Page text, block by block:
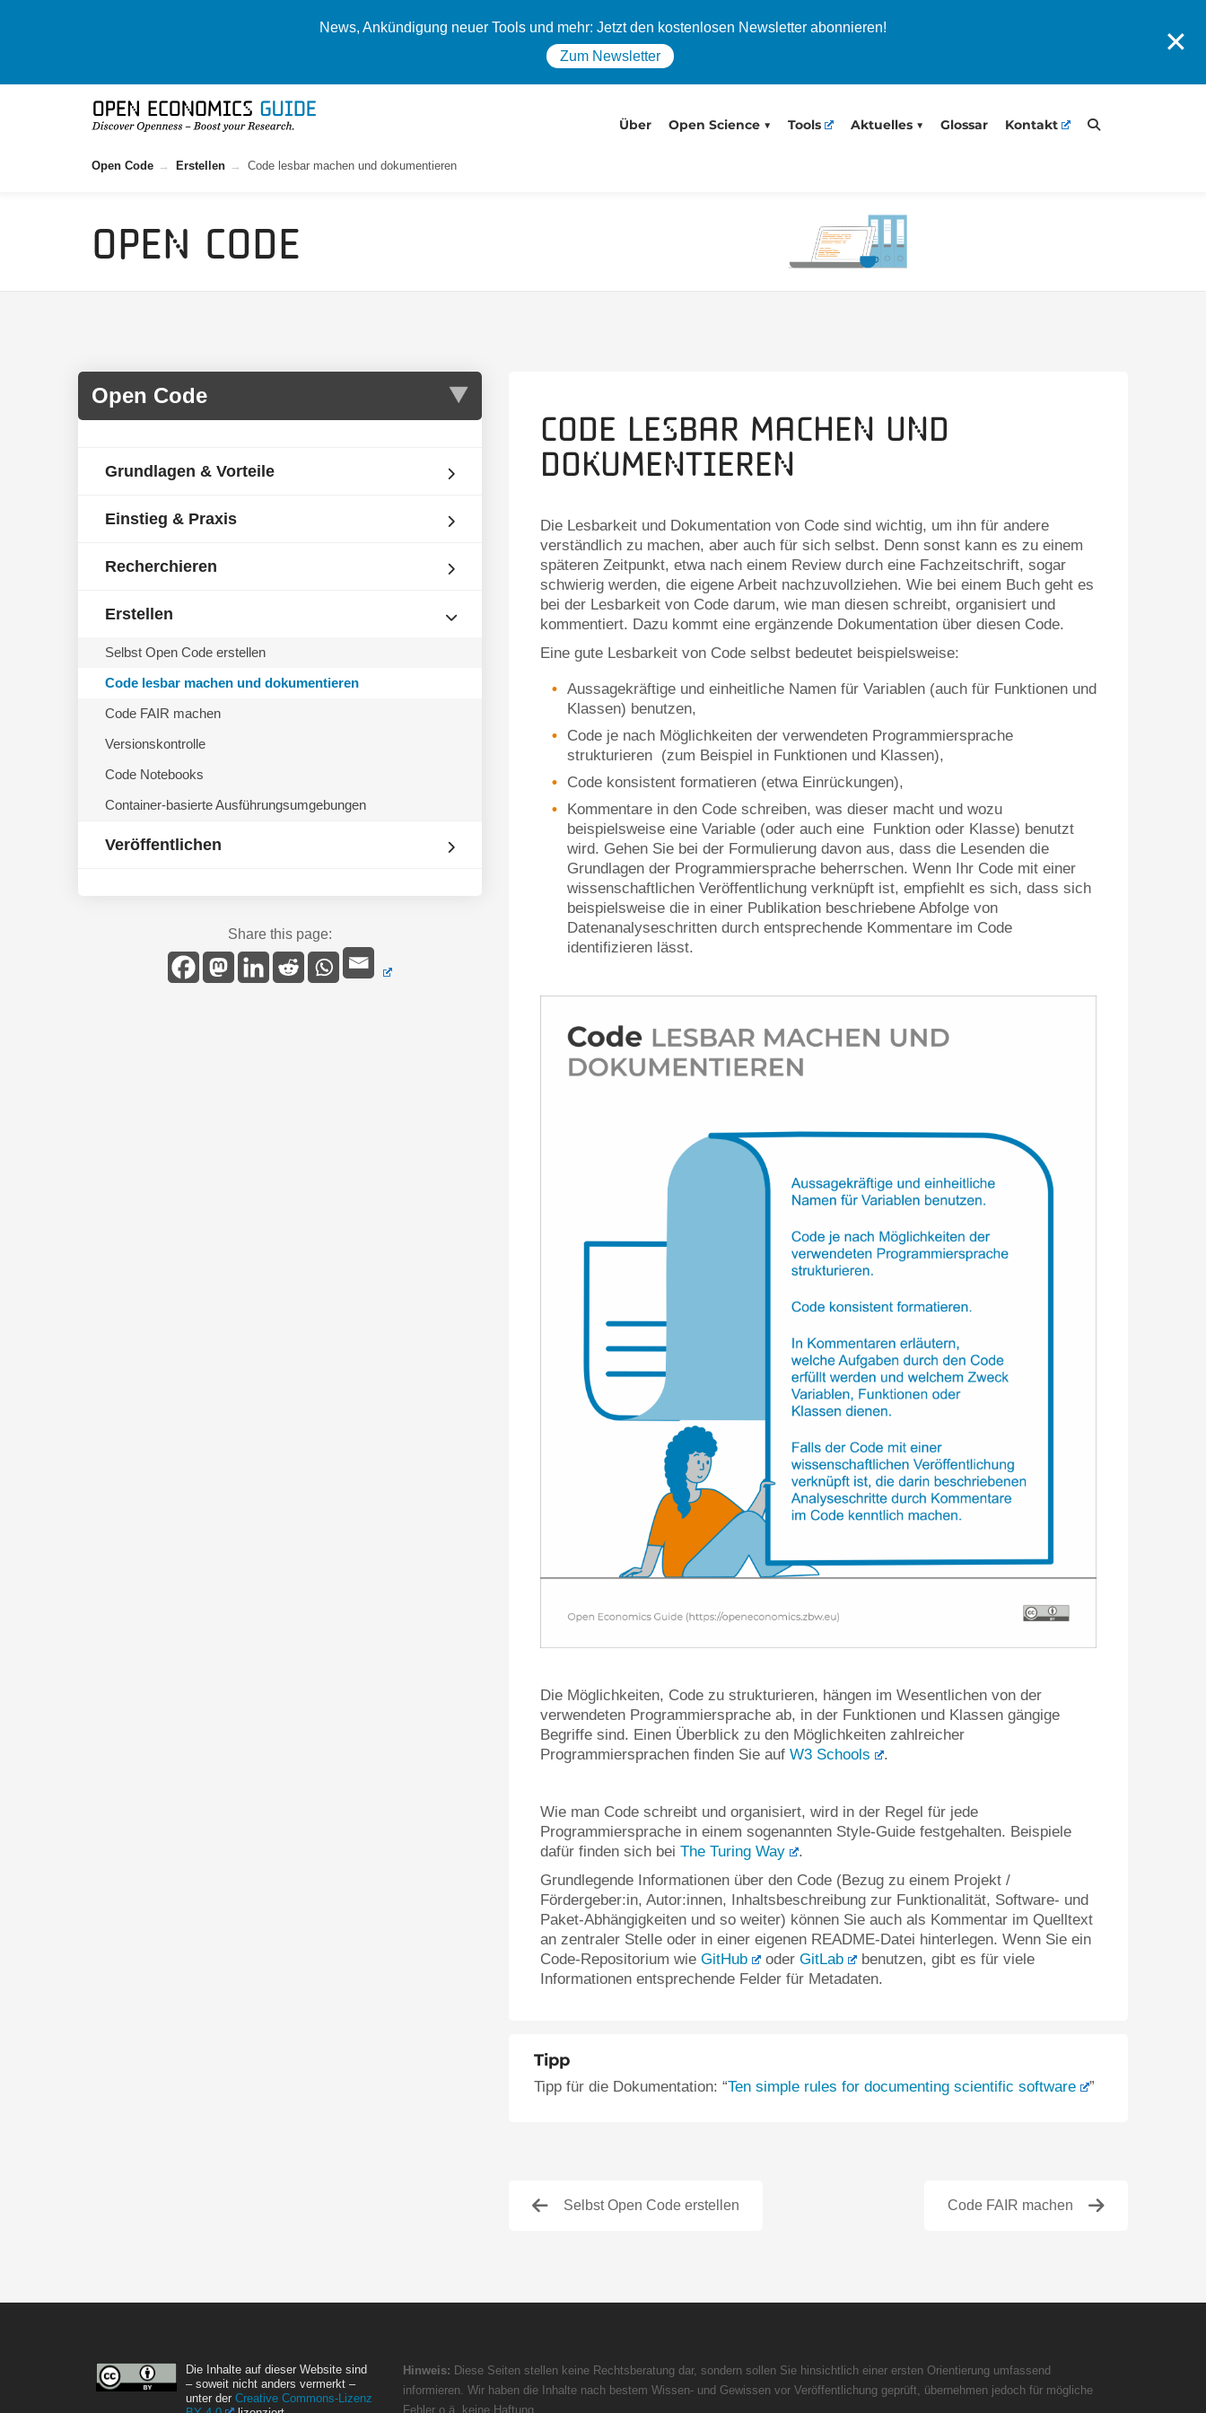
News, Ankündigung neuer Tools und mehr: Jetzt den kostenlosen Newsletter abonnieren!
Zum Newsletter
✕
Über Open Science Tools Aktuelles Glossar Kontakt
Open Code Erstellen Code lesbar machen und dokumentieren
Open Code
Grundlagen & Vorteile
Einstieg & Praxis
Recherchieren
Erstellen
Selbst Open Code erstellen
Code lesbar machen und dokumentieren
Code FAIR machen
Versionskontrolle
Code Notebooks
Container-basierte Ausführungsumgebungen
Veröffentlichen
Share this page:
Code lesbar machen und
dokumentieren
Die Lesbarkeit und Dokumentation von Code sind wichtig, um ihn für andere
verständlich zu machen, aber auch für sich selbst. Denn sonst kann es zu einem
späteren Zeitpunkt, etwa nach einem Review durch eine Fachzeitschrift, sogar
schwierig werden, die eigene Arbeit nachzuvollziehen. Wie bei einem Buch geht es
bei der Lesbarkeit von Code darum, wie man diesen schreibt, organisiert und
kommentiert. Dazu kommt eine ergänzende Dokumentation über diesen Code.
Eine gute Lesbarkeit von Code selbst bedeutet beispielsweise:
Aussagekräftige und einheitliche Namen für Variablen (auch für Funktionen und
Klassen) benutzen,
Code je nach Möglichkeiten der verwendeten Programmiersprache
strukturieren (zum Beispiel in Funktionen und Klassen),
Code konsistent formatieren (etwa Einrückungen),
Kommentare in den Code schreiben, was dieser macht und wozu
beispielsweise eine Variable (oder auch eine Funktion oder Klasse) benutzt
wird. Gehen Sie bei der Formulierung davon aus, dass die Lesenden die
Grundlagen der Programmiersprache beherrschen. Wenn Ihr Code mit einer
wissenschaftlichen Veröffentlichung verknüpft ist, empfiehlt es sich, dass sich
beispielsweise die in einer Publikation beschriebene Abfolge von
Datenanalyseschritten durch entsprechende Kommentare im Code
identifizieren lässt.
Die Möglichkeiten, Code zu strukturieren, hängen im Wesentlichen von der
verwendeten Programmiersprache ab, in der Funktionen und Klassen gängige
Begriffe sind. Einen Überblick zu den Möglichkeiten zahlreicher
Programmiersprachen finden Sie auf W3 Schools .
Wie man Code schreibt und organisiert, wird in der Regel für jede
Programmiersprache in einem sogenannten Style-Guide festgehalten. Beispiele
dafür finden sich bei The Turing Way
.
Grundlegende Informationen über den Code (Bezug zu einem Projekt /
Fördergeber:in, Autor:innen, Inhaltsbeschreibung zur Funktionalität, Software- und
Paket-Abhängigkeiten und so weiter) können Sie auch als Kommentar im Quelltext
an zentraler Stelle oder in einer eigenen README-Datei hinterlegen. Wenn Sie ein
Code-Repositorium wie GitHub oderGitLab
benutzen, gibt es für viele
Informationen entsprechende Felder für Metadaten.
Tipp
Tipp für die Dokumentation: “Ten simple rules for documenting scientific software ”
Selbst Open Code erstellen Code FAIR machen
Die Inhalte auf dieser Website sind
– soweit nicht anders vermerkt –
unter der Creative Commons-Lizenz
Hinweis: Diese Seiten stellen keine Rechtsberatung dar, sondern sollen Sie hinsichtlich einer ersten Orientierung umfassend
informieren. Wir haben die Inhalte nach bestem Wissen- und Gewissen vor Veröffentlichung geprüft, übernehmen jedoch für mögliche
Fehler o.ä. keine Haftung.